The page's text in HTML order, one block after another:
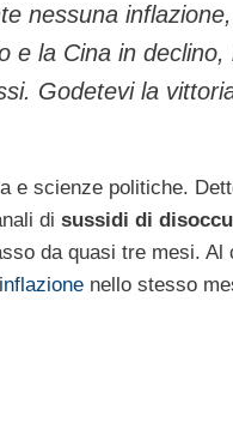
nessuna
e la Cina in
Godetevi la
e scienze politiche.
di sussidi di
da quasi tre mesi.
inflazione nello stesso